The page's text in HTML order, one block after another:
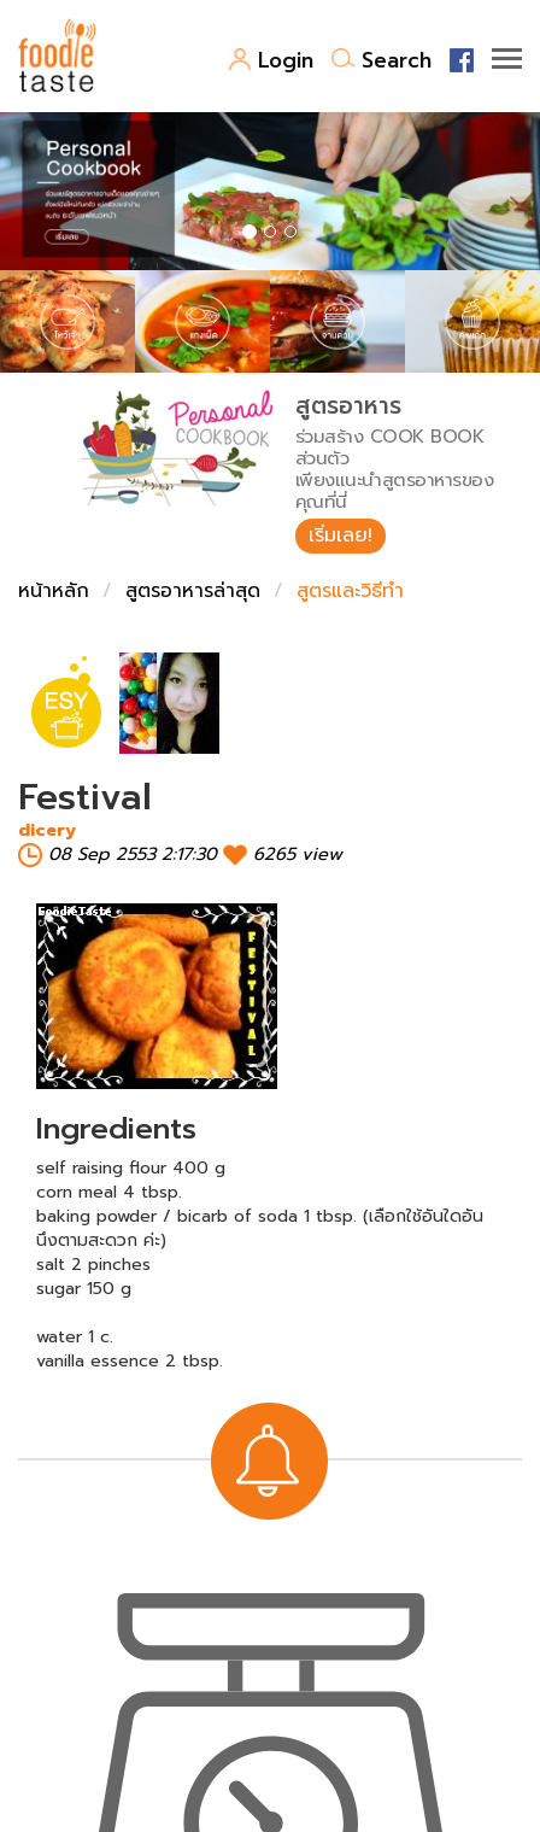
Login Search
สูตรอาหาร
สูตรอาหารล่าสุด
Top Foodie
พาไปชิม
สารพันก้นครัว
เคล็ดลับน่ารู้
เปรียบเทียบหน่วยการตวง
เปรียบเทียบอุณหภูมิ
เปรียบเทียบน้ำหนักวัตถุดิบ
FoodPedia
สร้าง Cookbook
สูตรอาหาร
ร่วมสร้าง COOK BOOK
ส่วนตัว
เพียงแนะนำสูตรอาหารของ
คุณที่นี่
เริ่มเลย!
หน้าหลัก
สูตรอาหารล่าสุด สูตรและวิธีทำ
Festival
dicery
08 Sep 2553 2:17:30
6265 view
Ingredients
self raising flour 400 g
corn meal 4 tbsp.
baking powder / bicarb of soda 1 tbsp. (เลือกใช้อันใดอัน
นึงตามสะดวก ค่ะ)
salt 2 pinches
sugar 150 g
water 1 c.
vanilla essence 2 tbsp.